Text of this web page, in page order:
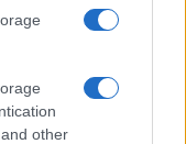
other
recensione e